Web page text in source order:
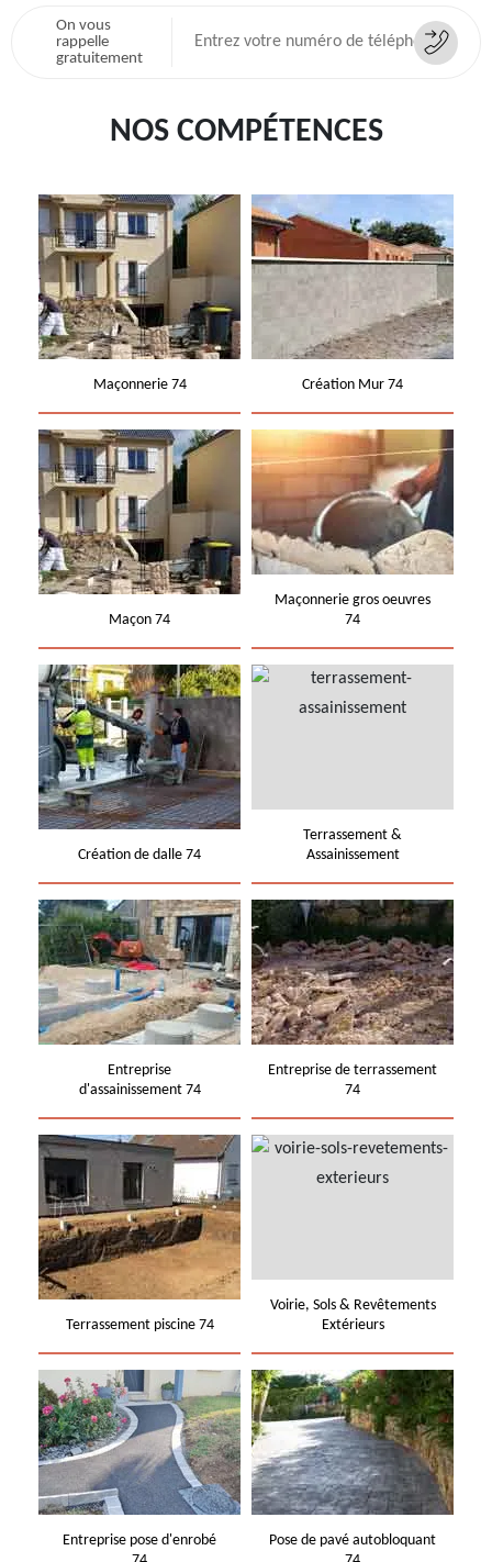
On vous
rappelle
gratuitement
NOS COMPÉTENCES
Maçonnerie 74 Création Mur 74
Maçon 74
Maçonnerie gros oeuvres
74
Création de dalle 74
Terrassement &
Assainissement
Entreprise
d'assainissement 74
Entreprise de terrassement
74
Terrassement piscine 74
Voirie, Sols & Revêtements
Extérieurs
Entreprise pose d'enrobé
Pose de pavé autobloquant